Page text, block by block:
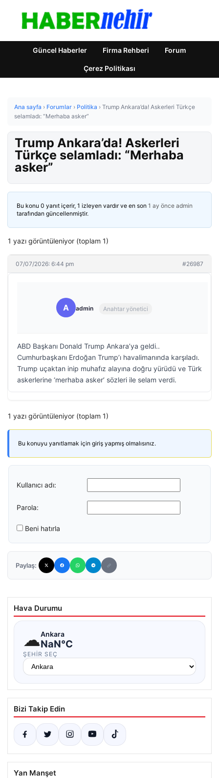
Güncel Haberler Firma Rehberi Forum
Çerez Politikası
Ana sayfa › Forumlar › Politika › Trump Ankara’da! Askerleri Türkçe
selamladı: “Merhaba asker”
Trump Ankara’da! Askerleri
Türkçe selamladı: “Merhaba
asker”
Bu konu 0 yanıt içerir, 1 izleyen vardır ve en son 1 ay önce admin
tarafından güncellenmiştir.
1 yazı görüntüleniyor (toplam 1)
07/07/2026: 6:44 pm #26987
A admin Anahtar yönetici
ABD Başkanı Donald Trump Ankara’ya geldi..
Cumhurbaşkanı Erdoğan Trump’ı havalimanında karşıladı.
Trump uçaktan inip muhafız alayına doğru yürüdü ve Türk
askerlerine ‘merhaba asker’ sözleri ile selam verdi.
1 yazı görüntüleniyor (toplam 1)
Bu konuyu yanıtlamak için giriş yapmış olmalısınız.
Kullanıcı adı:
Parola:
Beni hatırla
Paylaş:
Hava Durumu
☁Ankara
NaN°C
ŞEHIR SEÇ
Bizi Takip Edin
Yan Manşet